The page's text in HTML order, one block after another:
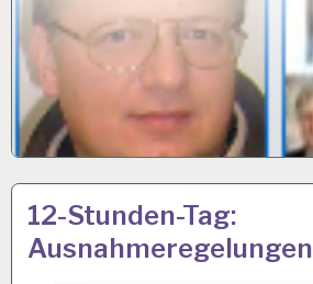
12-
STUNDEN-
ARBEITSTAG…
12-Stunden-Tag:
Ausnahmeregelungen
16 JULI 2018